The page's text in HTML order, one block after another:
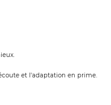
et l'adaptation en prime.